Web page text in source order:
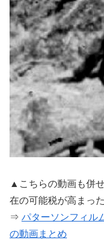
▲こちらの動画も併
在の可能税が高まっ
⇒ パターソンフィル
の動画まとめ